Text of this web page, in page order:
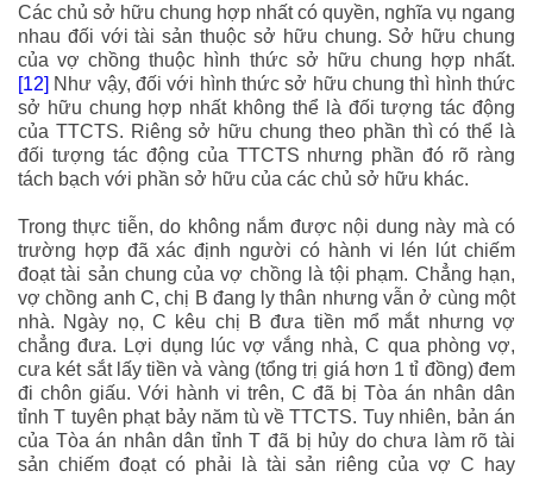
Các chủ sở hữu chung hợp nhất có quyền, nghĩa vụ ngang
nhau đối với tài sản thuộc sở hữu chung. Sở hữu chung
của vợ chồng thuộc hình thức sở hữu chung hợp nhất.
[12] Như vậy, đối với hình thức sở hữu chung thì hình thức
sở hữu chung hợp nhất không thể là đối tượng tác động
của TTCTS. Riêng sở hữu chung theo phần thì có thể là
đối tượng tác động của TTCTS nhưng phần đó rõ ràng
tách bạch với phần sở hữu của các chủ sở hữu khác.
Trong thực tiễn, do không nắm được nội dung này mà có
trường hợp đã xác định người có hành vi lén lút chiếm
đoạt tài sản chung của vợ chồng là tội phạm. Chẳng hạn,
vợ chồng anh C, chị B đang ly thân nhưng vẫn ở cùng một
nhà. Ngày nọ, C kêu chị B đưa tiền mổ mắt nhưng vợ
chẳng đưa. Lợi dụng lúc vợ vắng nhà, C qua phòng vợ,
cưa két sắt lấy tiền và vàng (tổng trị giá hơn 1 tỉ đồng) đem
đi chôn giấu. Với hành vi trên, C đã bị Tòa án nhân dân
tỉnh T tuyên phạt bảy năm tù về TTCTS. Tuy nhiên, bản án
của Tòa án nhân dân tỉnh T đã bị hủy do chưa làm rõ tài
sản chiếm đoạt có phải là tài sản riêng của vợ C hay